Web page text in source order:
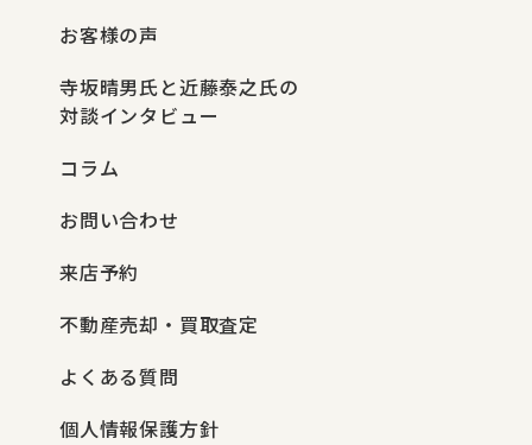
お客様の声
寺坂晴男氏と近藤泰之氏の
対談インタビュー
コラム
お問い合わせ
来店予約
不動産売却・買取査定
よくある質問
個人情報保護方針